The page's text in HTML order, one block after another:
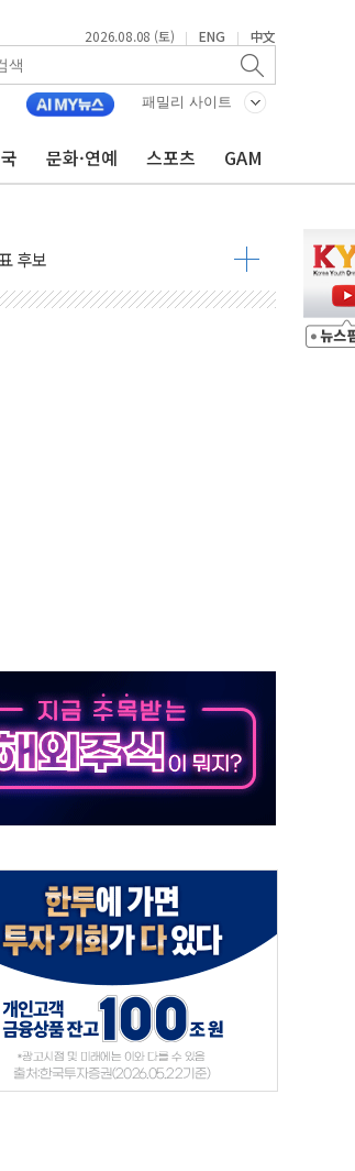
2026.08.08 (토) | ENG | 中文
패밀리 사이트
문화·연예 스포츠 GAM
, 호우 피해·통제구간 없어
金 45.42% vs 鄭 44.56%
vs 42.08%
청래 43.27% 송영길 11.63%
청래 39.89% 송영길 7.47%
여 사망
명 실종
설서 신경전 고조
"졸속 국정"